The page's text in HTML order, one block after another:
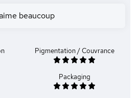
beaucoup
Pigmentation / Couvrance
Packaging